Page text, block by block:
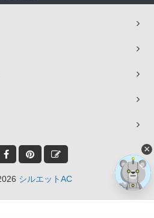
シルエットAC
×